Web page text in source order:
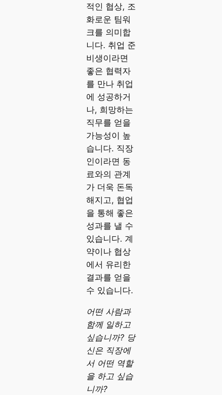
적인 협상, 조
화로운 팀워
크를 의미합
니다. 취업 준
비생이라면
좋은 협력자
를 만나 취업
에 성공하거
나, 희망하는
직무를 얻을
가능성이 높
습니다. 직장
인이라면 동
료와의 관계
가 더욱 돈독
해지고, 협업
을 통해 좋은
성과를 낼 수
있습니다. 계
약이나 협상
에서 유리한
결과를 얻을
수 있습니다.
어떤 사람과
함께 일하고
싶습니까? 당
신은 직장에
서 어떤 역할
을 하고 싶습
니까?